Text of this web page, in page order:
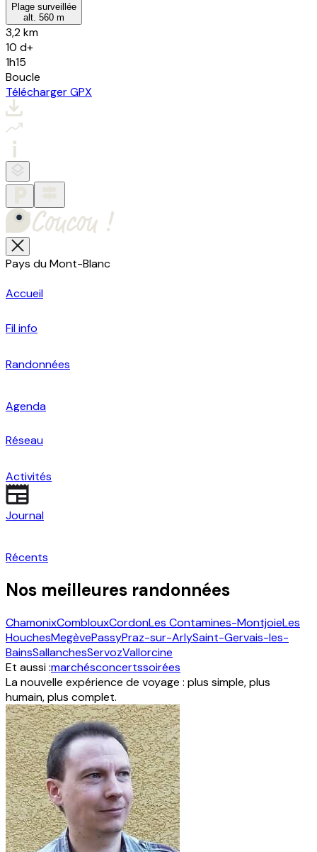
Plage surveillée
alt. 560 m
3,2 km
10 d+
1h15
Boucle
Télécharger GPX
Pays du Mont-Blanc
Accueil
Fil info
Randonnées
Agenda
Réseau
Activités
Journal
Récents
Nos meilleures randonnées
ChamonixComblouxCordonLes Contamines-MontjoieLes
HouchesMegèvePassyPraz-sur-ArlySaint-Gervais-les-
BainsSallanchesServozVallorcine
Et aussi :marchésconcertssoirées
La nouvelle expérience de voyage : plus simple, plus
humain, plus complet.